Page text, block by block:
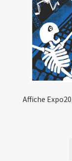
Affiche